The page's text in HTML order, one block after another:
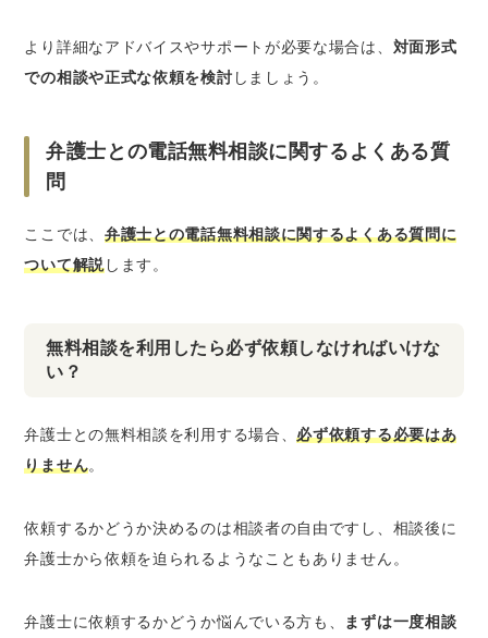
より詳細なアドバイスやサポートが必要な場合は、 対面形式
での相談や正式な依頼を検討 しましょう。
弁護士との電話無料相談に関するよくある質
問
ここでは、 弁護士との電話無料相談に関するよくある質問に
ついて解説します。
無料相談を利用したら必ず依頼しなければいけな
い？
弁護士との無料相談を利用する場合、必ず依頼する必要はあ
りません。
依頼するかどうか決めるのは相談者の自由ですし、相談後に
弁護士から依頼を迫られるようなこともありません。
弁護士に依頼するかどうか悩んでいる方も、
まずは一度相談